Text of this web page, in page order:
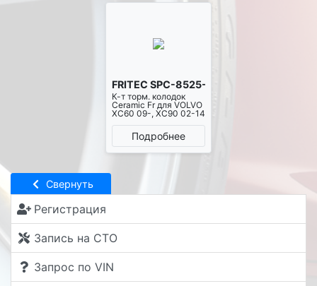
Свернуть
Регистрация
Запись на СТО
Запрос по VIN
FRITEC SPC-8525-Z-D1412
К-т торм. колодок
Ceramic Fr для VOLVO
XC60 09-, XC90 02-14
Подробнее